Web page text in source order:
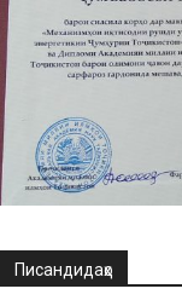
Писандидаҳо